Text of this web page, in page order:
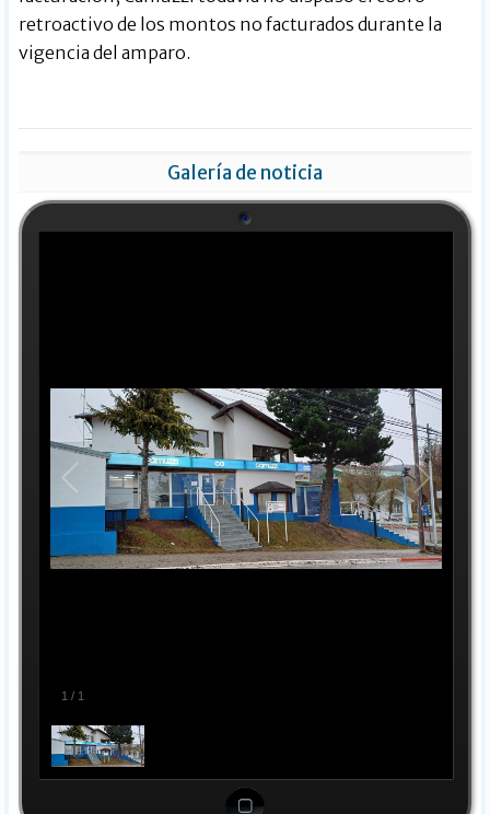
retroactivo de los montos no facturados durante la
vigencia del amparo.
Galería de noticia
1 / 1